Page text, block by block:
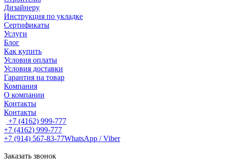
Дизайнеру
Инструкция по укладке
Сертификаты
Услуги
Блог
Как купить
Условия оплаты
Условия доставки
Гарантия на товар
Компания
О компании
Контакты
Контакты
+7 (4162) 999-777
+7 (4162) 999-777
+7 (914) 567-83-77WhatsApp / Viber
Заказать звонок